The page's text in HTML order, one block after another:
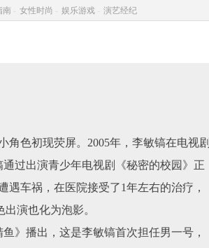
南 女性时尚 娱乐游戏 演艺经纪
色初现荧屏。2005年，李敏镐在电视剧
通过出演青少年电视剧《秘密的校园》正
车祸，在医院接受了1年左右的治疗，
演也化为泡影。
》播出，这是李敏镐首次担任男一号，